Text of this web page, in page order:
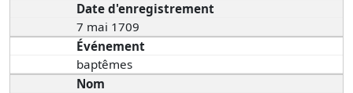
Date d'enregistrement
7 mai 1709
Événement
baptêmes
Nom